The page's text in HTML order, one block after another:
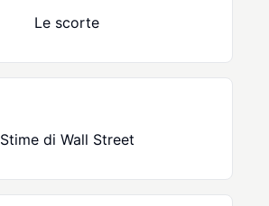
Le scorte
Stime di Wall Street